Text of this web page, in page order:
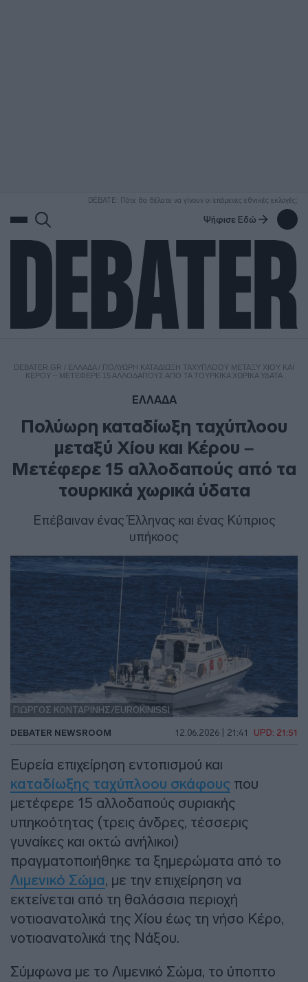
DEBATE: Πότε θα θέλατε να γίνουν οι επόμενες εθνικές εκλογές;
Ψήφισε Εδώ
DEBATER.GR / ΕΛΛΑΔΑ/ ΠΟΛΎΩΡΗ ΚΑΤΑΔΊΩΞΗ ΤΑΧΎΠΛΟΟΥ ΜΕΤΑΞΎ ΧΊΟΥ ΚΑΙ
ΚΈΡΟΥ – ΜΕΤΈΦΕΡΕ 15 ΑΛΛΟΔΑΠΟΎΣ ΑΠΌ ΤΑ ΤΟΥΡΚΙΚΆ ΧΩΡΙΚΆ ΎΔΑΤΑ
ΕΛΛΑΔΑ
Πολύωρη καταδίωξη ταχύπλοου
μεταξύ Χίου και Κέρου –
Μετέφερε 15 αλλοδαπούς από τα
τουρκικά χωρικά ύδατα
Επέβαιναν ένας Έλληνας και ένας Κύπριος
υπήκοος
ΓΙΩΡΓΟΣ ΚΟΝΤΑΡΙΝΗΣ/EUROKINISSI
DEBATER NEWSROOM 12.06.2026 | 21:41 UPD: 21:51
Ευρεία επιχείρηση εντοπισμού και
καταδίωξης ταχύπλοου σκάφους που
μετέφερε 15 αλλοδαπούς συριακής
υπηκοότητας (τρεις άνδρες, τέσσερις
γυναίκες και οκτώ ανήλικοι)
πραγματοποιήθηκε τα ξημερώματα από το
Λιμενικό Σώμα, με την επιχείρηση να
εκτείνεται από τη θαλάσσια περιοχή
νοτιοανατολικά της Χίου έως τη νήσο Κέρο,
νοτιοανατολικά της Νάξου.
Σύμφωνα με το Λιμενικό Σώμα, το ύποπτο